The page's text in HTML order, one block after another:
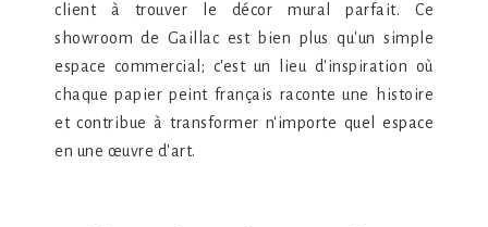
client à trouver le décor mural parfait. Ce
showroom de Gaillac est bien plus qu'un simple
espace commercial; c'est un lieu d'inspiration où
chaque papier peint français raconte une histoire
et contribue à transformer n'importe quel espace
en une œuvre d'art.